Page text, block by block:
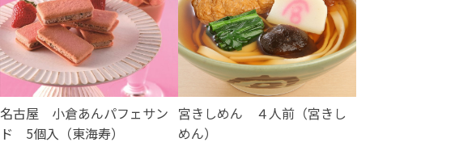
名古屋 小倉あんパフェサン
ド 5個入（東海寿）
宮きしめん ４人前（宮きし
めん）